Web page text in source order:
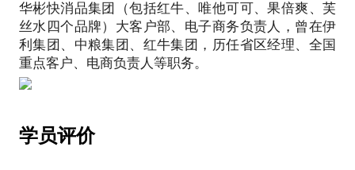
华彬快消品集团（包括红牛、唯他可可、果倍爽、芙
丝水四个品牌）大客户部、电子商务负责人，曾在伊
利集团、中粮集团、红牛集团，历任省区经理、全国
学员评价